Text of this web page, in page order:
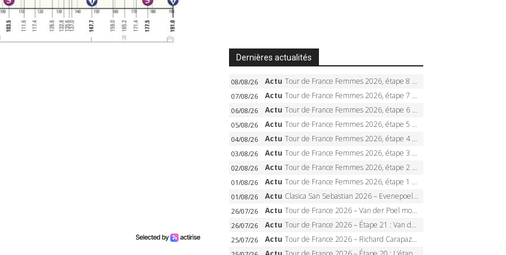
Dernières actualités
08/08/26 Actu Tour de France Femmes 2026, étape 8 – Demi Vollering gagne à Nice, reprend le jaune, Niewiadoma à 8 secondes
07/08/26 Actu Tour de France Femmes 2026, étape 7 – Kasia Niewiadoma gagne le Ventoux, maillot jaune, Reusser et Vollering piégées
06/08/26 Actu Tour de France Femmes 2026, étape 6 – Kim Le Court-Pienaar gagne à Tournon, Reusser en jaune
05/08/26 Actu Tour de France Femmes 2026, étape 5 – Demi Vollering gagne à Belleville, Reusser en jaune, Ferrand-Prévot coule
04/08/26 Actu Tour de France Femmes 2026, étape 4 – Marlen Reusser écrase le chrono, Ferrand-Prévot en crise
03/08/26 Actu Tour de France Femmes 2026, étape 3 – Sigrid Haugset en solitaire, 88 km d’échappée, maillot jaune
02/08/26 Actu Tour de France Femmes 2026, étape 2 – Lorena Wiebes doublé à Genève, Markus héroïque, 7e record
01/08/26 Actu Tour de France Femmes 2026, étape 1 – Lorena Wiebes intouchable à Lausanne, premier maillot jaune
01/08/26 Actu Clasica San Sebastian 2026 – Evenepoel recordman, 4e victoire, Carapaz battu au sprint
26/07/26 Actu Tour de France 2026 – Van der Poel monumental à Paris, Pogacar égale le record des cinq sacres
26/07/26 Actu Tour de France 2026 – Étape 21 : Van der Poel, Pogacar, qui succédera à Wout van Aert sur les Champs-Elysées ?
25/07/26 Actu Tour de France 2026 – Richard Carapaz roi des Alpes, doublé et maillot à pois, Seixas perd le podium